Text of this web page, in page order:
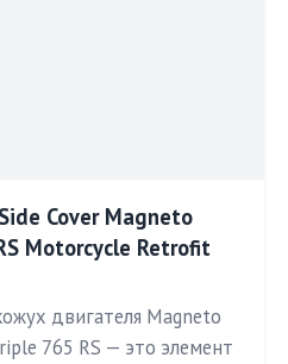
Cover Magneto
Motorcycle Retrofit
двигателя Magneto
765 RS — это элемент